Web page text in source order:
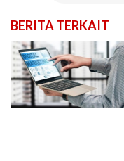
BERITA TERKAIT